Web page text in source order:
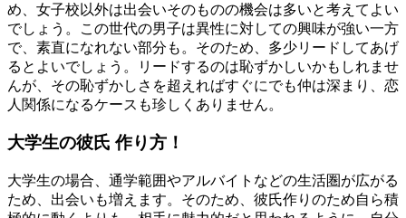
め、女子校以外は出会いそのものの機会は多いと考えてよい
でしょう。この世代の男子は異性に対しての興味が強い一方
で、素直になれない部分も。そのため、多少リードしてあげ
るとよいでしょう。リードするのは恥ずかしいかもしれませ
んが、その恥ずかしさを超えればすぐにでも仲は深まり、恋
人関係になるケースも珍しくありません。
大学生の彼氏 作り方！
大学生の場合、通学範囲やアルバイトなどの生活圏が広がる
ため、出会いも増えます。そのため、彼氏作りのため自ら積